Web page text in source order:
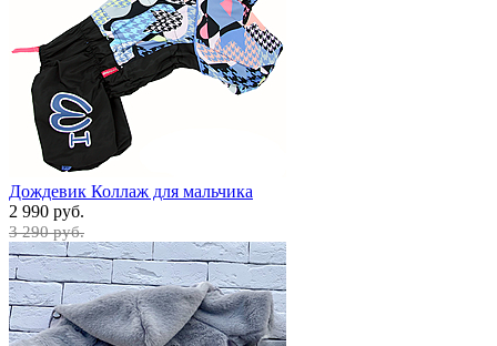
Дождевик Коллаж для мальчика
2 990 руб.
3 290 руб.